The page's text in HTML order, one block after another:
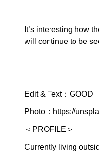
It’s interesting how
will continue to be
Edit & Text：GOOD
Photo： https://
＜PROFILE＞
Currently living